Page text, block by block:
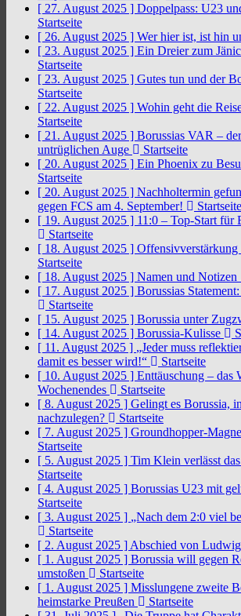
[ 27. August 2025 ] Doppelpass: U23
Startseite
[ 26. August 2025 ] Wer hier ist, ist hin
[ 23. August 2025 ] Ein Dreier zum
Startseite
[ 23. August 2025 ] Gutes tun und der
Startseite
[ 22. August 2025 ] Wohin geht die
Startseite
[ 21. August 2025 ] Borussias VAR –
untrüglichen Auge
Startseite
[ 20. August 2025 ] Ein Phoenix zu
Startseite
[ 20. August 2025 ] Nachholtermin
gegen FCS am 4. September!
Startseite
[ 19. August 2025 ] 11:0 – Top-Start für
Startseite
[ 18. August 2025 ] Offensivverstärkung
Startseite
[ 18. August 2025 ] Namen und
[ 17. August 2025 ] Borussias
Startseite
[ 15. August 2025 ] Borussia unter
[ 14. August 2025 ] Borussia-Kulisse
[ 11. August 2025 ] „Jeder muss
damit es besser wird!“
Startseite
[ 10. August 2025 ] Enttäuschung – das
Wochenendes
Startseite
[ 8. August 2025 ] Gelingt es Borussia,
nachzulegen?
Startseite
[ 7. August 2025 ] Groundhopper-
Startseite
[ 5. August 2025 ] Tim Klein verlässt
Startseite
[ 4. August 2025 ] Borussias U23 mit
Startseite
[ 3. August 2025 ] „Nach dem 2:0 viel
Startseite
[ 2. August 2025 ] Abschied von
[ 1. August 2025 ] Borussia will gegen
umstoßen
Startseite
[ 1. August 2025 ] Misslungene zweite
heimstarke Preußen
Startseite